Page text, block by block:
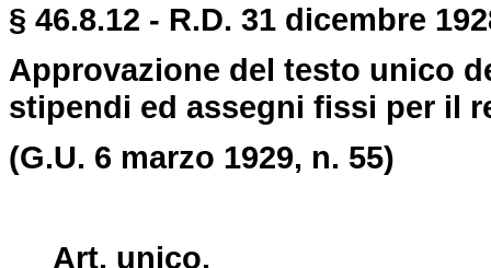
§ 46.8.12 - R.D. 31 dicembre
Approvazione del testo unico
stipendi ed assegni fissi per il
(G.U. 6 marzo 1929, n. 55)
Art. unico.